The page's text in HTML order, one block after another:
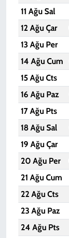
11 Ağu Sal
12 Ağu Çar
13 Ağu Per
14 Ağu Cum
15 Ağu Cts
16 Ağu Paz
17 Ağu Pts
18 Ağu Sal
19 Ağu Çar
20 Ağu Per
21 Ağu Cum
22 Ağu Cts
23 Ağu Paz
24 Ağu Pts